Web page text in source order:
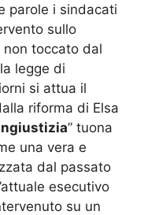
parole i sindacati
sullo
non toccato dal
legge di
si attua il
riforma di Elsa
” tuona
una vera e
dal passato
esecutivo
su un